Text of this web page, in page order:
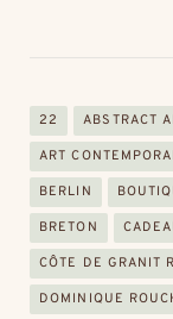
22 ABSTRACT
ART
BERLIN
BRETON
CÔTE DE GRANIT
DOMINIQUE